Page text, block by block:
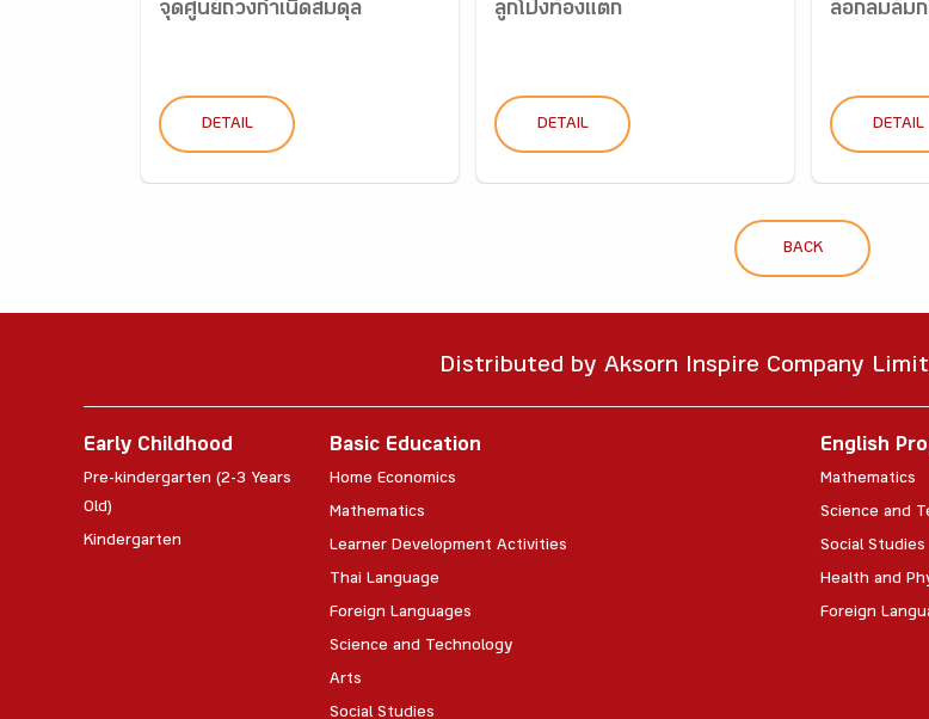
จุดศูนย์ถ่วงกำเนิดสมดุล
DETAIL
ลูกโป่งท้องแตก
DETAIL
ล้อกลมล้ม
DETAIL
BACK
Distributed by Aksorn Inspire Company
Early Childhood
Pre-kindergarten (2-3 Years
Old)
Kindergarten
Basic Education
Home Economics
Mathematics
Learner Development Activities
Thai Language
Foreign Languages
Science and Technology
Arts
Social Studies
English
Mathematics
Science and
Social Studies
Health and
Foreign